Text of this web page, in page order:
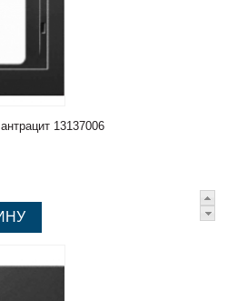
13137006